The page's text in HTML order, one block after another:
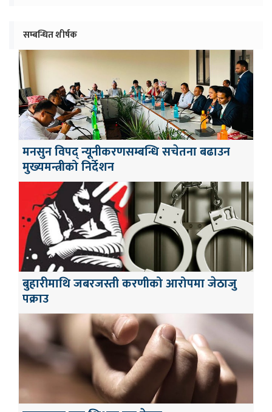
सम्बन्धित शीर्षक
मनसुन विपद् न्यूनीकरणसम्बन्धि सचेतना बढाउन
मुख्यमन्त्रीको निर्देशन
बुहारीमाथि जबरजस्ती करणीको आरोपमा जेठाजु
पक्राउ